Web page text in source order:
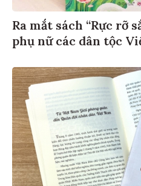
Ra mắt sách “Rực rỡ
phụ nữ các dân tộc